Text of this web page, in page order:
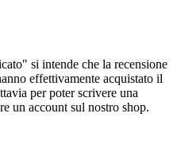
si intende che la recensione
effettivamente acquistato il
per poter scrivere una
un account sul nostro shop.